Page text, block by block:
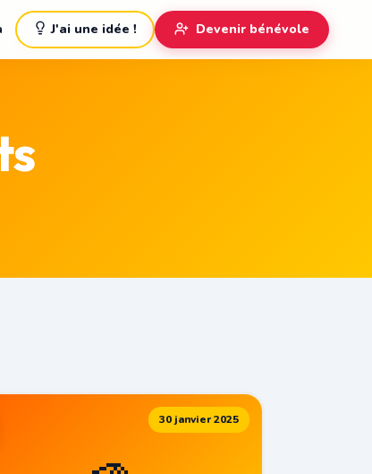
J'ai une idée ! Devenir bénévole
30 janvier 2025